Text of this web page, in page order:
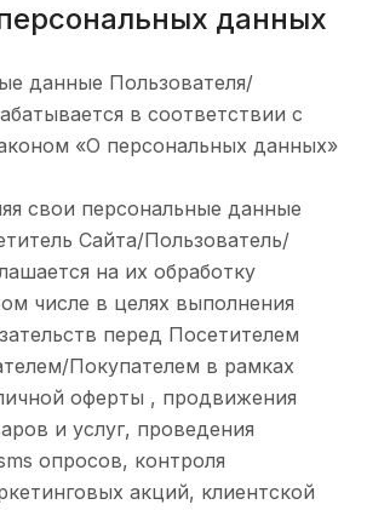
данных
данные Пользователя/
в соответствии с
«О персональных данных»
свои персональные данные
Сайта/Пользователь/
на их обработку
числе в целях выполнения
перед Посетителем
Покупателем в рамках
оферты , продвижения
и услуг, проведения
опросов, контроля
акций, клиентской